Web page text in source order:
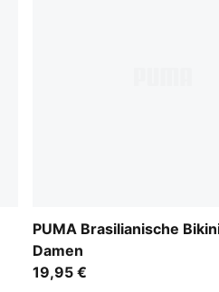
PUMA Brasilianische
Damen
19,95 €